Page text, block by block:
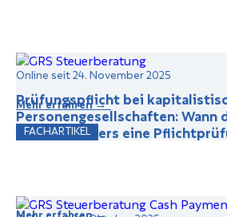
FACHARTIKEL
Online seit 24. November 2025
Prüfungspflicht bei
Personengesellschaften: Wann
Gesellschafters eine
Mehr erfahren →
Mehr erfahren →